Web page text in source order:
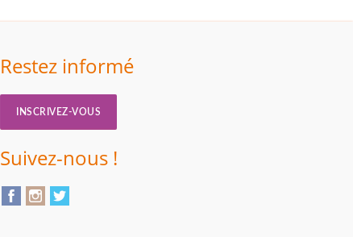
Restez informé
INSCRIVEZ-VOUS
Suivez-nous !